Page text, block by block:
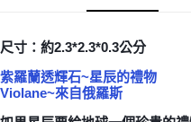
每筆NT$80，滿NT$3,000(含以
郵局幫你送（離島）
尺寸：約2.3*2.3*0.3公分
紫羅蘭透輝石~星辰的禮物
Violane~來自俄羅斯